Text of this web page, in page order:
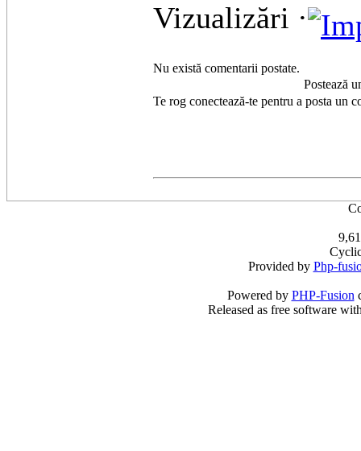
Vizualizări ·
Nu există comentarii postate.
Postează
Te rog conectează-te pentru a posta un
Provided by Php-
Powered by PHP-Fusion
Released as free software